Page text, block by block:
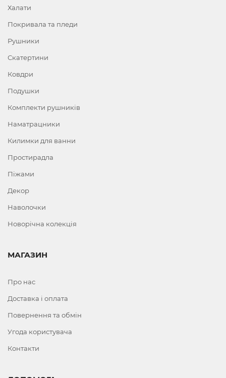
Халати
Покривала та пледи
Рушники
Скатертини
Ковдри
Подушки
Комплекти рушників
Наматрацники
Килимки для ванни
Простирадла
Піжами
Декор
Наволочки
Новорічна колекція
МАГАЗИН
Про нас
Доставка і оплата
Повернення та обмін
Угода користувача
Контакти